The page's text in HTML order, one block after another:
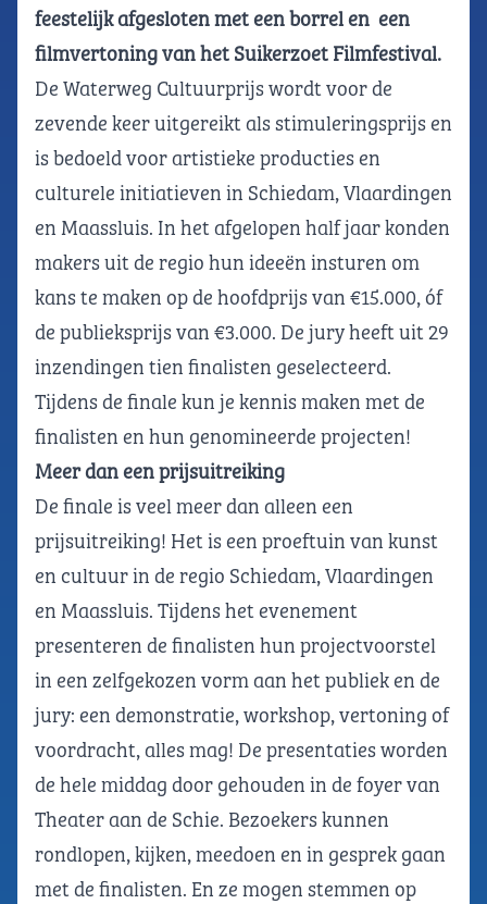
feestelijk afgesloten met een borrel en een
filmvertoning van het Suikerzoet Filmfestival.
De Waterweg Cultuurprijs wordt voor de
zevende keer uitgereikt als stimuleringsprijs en
is bedoeld voor artistieke producties en
culturele initiatieven in Schiedam, Vlaardingen
en Maassluis. In het afgelopen half jaar konden
makers uit de regio hun ideeën insturen om
kans te maken op de hoofdprijs van €15.000, óf
de publieksprijs van €3.000. De jury heeft uit 29
inzendingen tien finalisten geselecteerd.
Tijdens de finale kun je kennis maken met de
finalisten en hun genomineerde projecten!
Meer dan een prijsuitreiking
De finale is veel meer dan alleen een
prijsuitreiking! Het is een proeftuin van kunst
en cultuur in de regio Schiedam, Vlaardingen
en Maassluis. Tijdens het evenement
presenteren de finalisten hun projectvoorstel
in een zelfgekozen vorm aan het publiek en de
jury: een demonstratie, workshop, vertoning of
voordracht, alles mag! De presentaties worden
de hele middag door gehouden in de foyer van
Theater aan de Schie. Bezoekers kunnen
rondlopen, kijken, meedoen en in gesprek gaan
met de finalisten. En ze mogen stemmen op